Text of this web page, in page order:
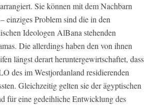
Sie können mit dem Nachbarn
einziges Problem sind die in den
Ideologen AlBana stehenden
Die allerdings haben den von ihnen
längst derart heruntergewirtschaftet, dass
des im Westjordanland residierenden
Gleichzeitig gelten sie der ägyptischen
für eine gedeihliche Entwicklung des